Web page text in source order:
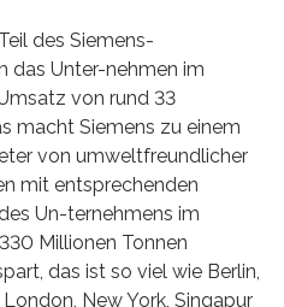
des Siemens-
Unter-nehmen im
von rund 33
macht Siemens zu einem
von umweltfreundlicher
mit entsprechenden
Un-ternehmens im
Millionen Tonnen
das ist so viel wie Berlin,
New York, Singapur